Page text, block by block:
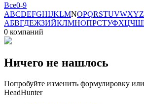
Все0-9
ABCDEFGHIJKLMNOPQRSTUVWXYZ
АБВГДЕЖЗИЙКЛМНОПРСТУФХЦЧШ
0 компаний
Ничего не нашлось
Попробуйте изменить формулировку
HeadHunter